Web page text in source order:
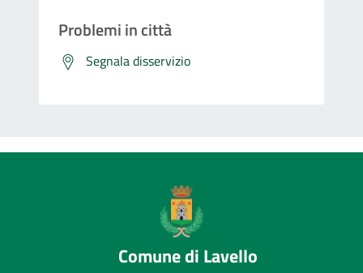
Problemi in città
Segnala disservizio
Comune di Lavello